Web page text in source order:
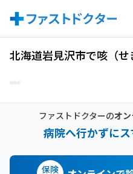
北海道岩見沢市で咳（
ファストドクターのオ
病院へ行かずに
保険